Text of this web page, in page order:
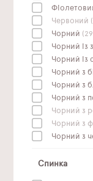
Червоний
Чорний
Чорний із
Чорний із
Чорний з
Чорний з
Чорний з
Чорний з
Чорний з
Чорний з
Спинка